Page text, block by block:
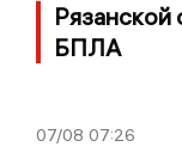
Рязанской
БПЛА
07/08 07:26